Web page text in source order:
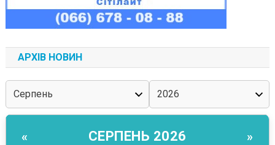
АРХІВ НОВИН
« СЕРПЕНЬ 2026 »